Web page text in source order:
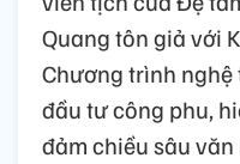
Quang tôn giả với
Chương trình
đầu tư công phu,
đảm chiều sâu